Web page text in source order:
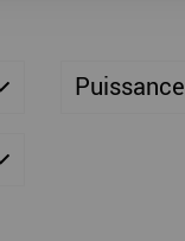
Puissance